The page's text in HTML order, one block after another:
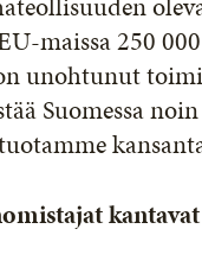
maissa 250
unohtunut
Suomessa